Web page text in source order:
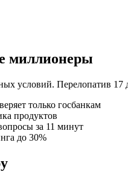
миллионеры
условий. Перелопатив 17
только госбанкам
продуктов
за 11 минут
до 30%